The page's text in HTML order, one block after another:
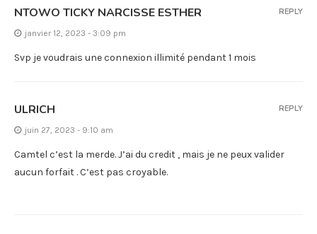
NTOWO TICKY NARCISSE ESTHER
janvier 12, 2023 - 3:09 pm
Svp je voudrais une connexion illimité pendant 1 mois
REPLY
ULRICH
juin 27, 2023 - 9:10 am
Camtel c’est la merde. J’ai du credit , mais je ne peux valider
aucun forfait . C’est pas croyable.
REPLY